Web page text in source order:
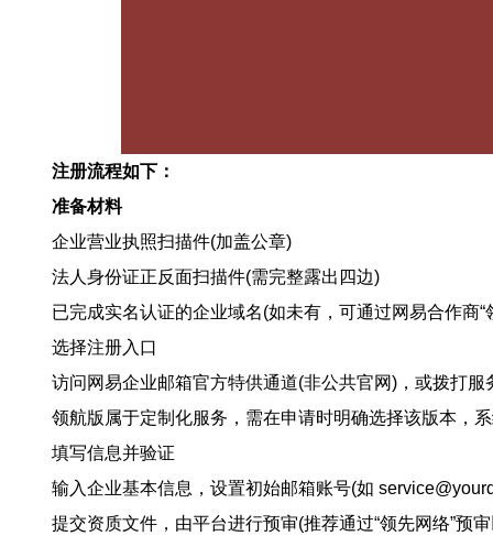
注册流程如下：
‌准备材料‌
企业营业执照扫描件(加盖公章)
法人身份证正反面扫描件(需完整露出四边)
已完成实名认证的企业域名(如未有，可通过网易合作商“
‌选择注册入口‌
访问网易企业邮箱官方特供通道(非公共官网)，或拨打
领航版属于定制化服务，需在申请时明确选择该版本，
‌填写信息并验证‌
输入企业基本信息，设置初始邮箱账号(如
提交资质文件，由平台进行预审(推荐通过“领先网络”预